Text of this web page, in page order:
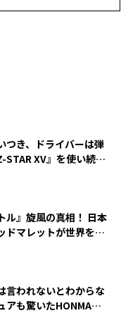
つき、ドライバーは弾
STAR XV』を使い続け
ル』旋風の真相！ 日本
ドマレットが世界を席
言われないとわからな
アも驚いたHONMA